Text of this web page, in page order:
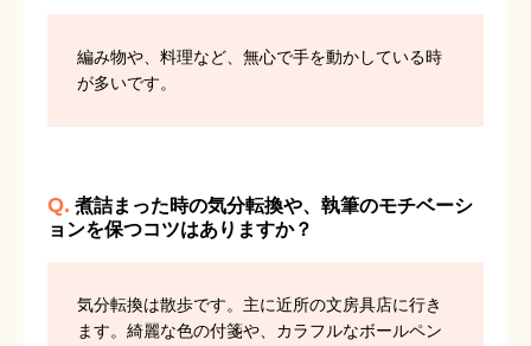
編み物や、料理など、無心で手を動かしている時
が多いです。
Q. 煮詰まった時の気分転換や、執筆のモチベーシ
ョンを保つコツはありますか？
気分転換は散歩です。主に近所の文房具店に行き
ます。綺麗な色の付箋や、カラフルなボールペン